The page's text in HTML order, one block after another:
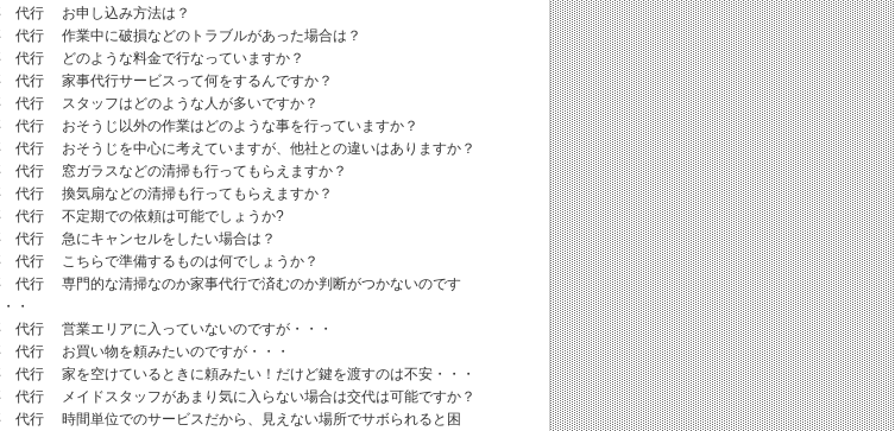
代行 お申し込み方法は？
代行 作業中に破損などのトラブルがあった場合は？
代行 どのような料金で行なっていますか？
代行 家事代行サービスって何をするんですか？
代行 スタッフはどのような人が多いですか？
代行 おそうじ以外の作業はどのような事を行っていますか？
代行 おそうじを中心に考えていますが、他社との違いはありますか？
代行 窓ガラスなどの清掃も行ってもらえますか？
代行 換気扇などの清掃も行ってもらえますか？
代行 不定期での依頼は可能でしょうか?
代行 急にキャンセルをしたい場合は？
代行 こちらで準備するものは何でしょうか？
代行 専門的な清掃なのか家事代行で済むのか判断がつかないのです
・
代行 営業エリアに入っていないのですが・・・
代行 お買い物を頼みたいのですが・・・
代行 家を空けているときに頼みたい！だけど鍵を渡すのは不安・・・
代行 メイドスタッフがあまり気に入らない場合は交代は可能ですか？
代行 時間単位でのサービスだから、見えない場所でサボられると困